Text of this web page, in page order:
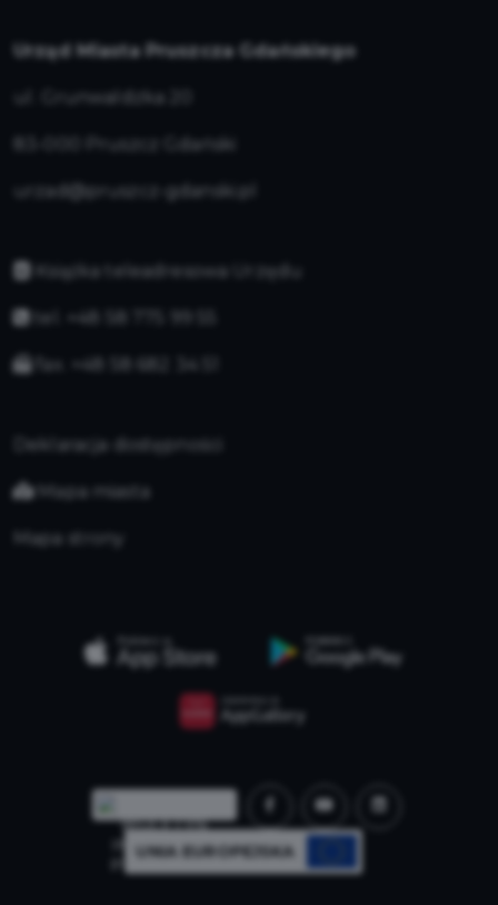
Urząd Miasta Pruszcza Gdańskiego
ul. Grunwaldzka 20
83-000 Pruszcz Gdański
urzad@pruszcz-gdanski.pl
Książka teleadresowa Urzędu
tel. +48 58 775 99 55
fax. +48 58 682 34 51
Deklaracja dostępności
Mapa miasta
Mapa strony
UNIA EUROPEJSKA